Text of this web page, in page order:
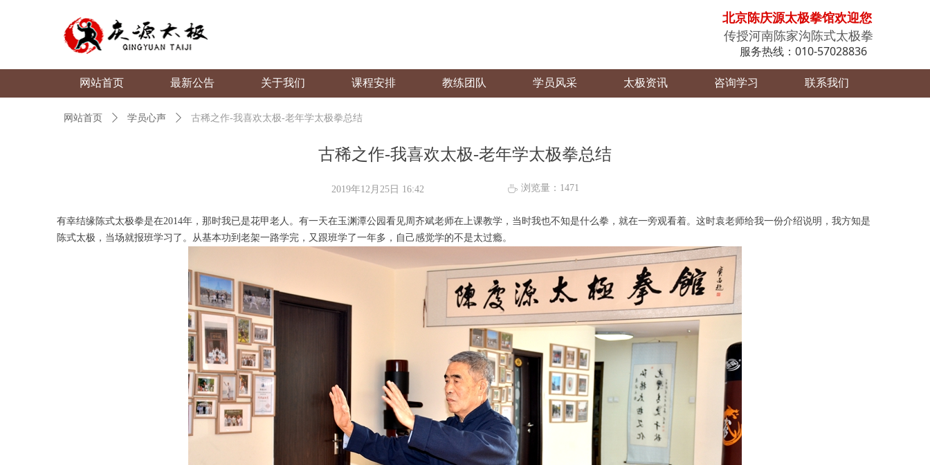
服务热线：010-57028836
传授河南陈家沟陈式太极拳
网站首页 最新公告 关于我们 课程安排 教练团队 学员风采 太极资讯 咨询学习 联系我们
北京陈庆源太极拳馆欢迎您
古稀之作-我喜欢太极-老年学太极拳总结
网站首页 ꄲ 学员心声 ꄲ 古稀之作-我喜欢太极-老年学太极拳总结
有幸结缘陈式太极拳是在2014年，那时我已是花甲老人。有一天在玉渊潭公园看见周齐斌老师在上课教学，当时我也不知是什么拳，就在一旁观看着。这时袁老师给我一份介绍说明，我方知是
陈式太极，当场就报班学习了。从基本功到老架一路学完，又跟班学了一年多，自己感觉学的不是太过瘾。
2019年12月25日 16:42 ꄘ 浏览量： 1471